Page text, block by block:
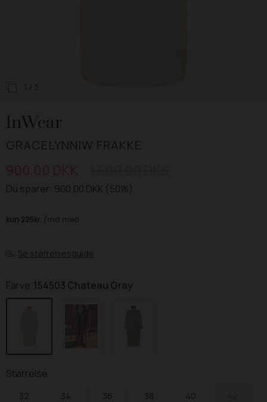
1 / 3
InWear
GRACELYNNIW FRAKKE
Du sparer: 900,00 DKK (50%)
Se størrelsesguide
Farve 154503 Chateau Gray
Størrelse
32 34 36 38 40